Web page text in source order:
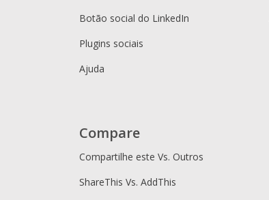
Botão social do LinkedIn
Plugins sociais
Ajuda
Compare
Compartilhe este Vs. Outros
ShareThis Vs. AddThis